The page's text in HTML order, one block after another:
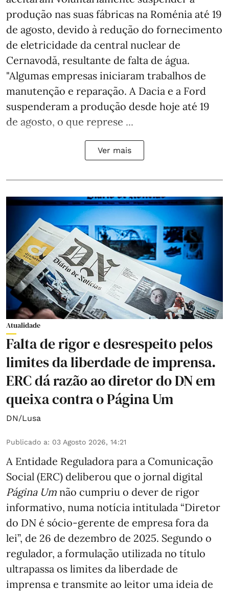
produção nas suas fábricas na Roménia até 19
de agosto, devido à redução do fornecimento
de eletricidade da central nuclear de
Cernavodă, resultante de falta de água.
"Algumas empresas iniciaram trabalhos de
manutenção e reparação. A Dacia e a Ford
suspenderam a produção desde hoje até 19
de agosto, o que represe ...
Ver mais
Atualidade
Falta de rigor e desrespeito pelos
limites da liberdade de imprensa.
ERC dá razão ao diretor do DN em
queixa contra o Página Um
DN/Lusa
Publicado a: 03 Agosto 2026, 14:21
A Entidade Reguladora para a Comunicação
Social (ERC) deliberou que o jornal digital
Página Um não cumpriu o dever de rigor
informativo, numa notícia intitulada “Diretor
do DN é sócio‑gerente de empresa fora da
lei”, de 26 de dezembro de 2025. Segundo o
regulador, a formulação utilizada no título
ultrapassa os limites da liberdade de
imprensa e transmite ao leitor uma ideia de